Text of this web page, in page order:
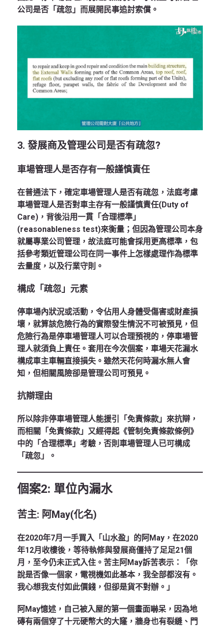
公司是否「疏忽」而展開民事追討索償。
3. 發展商及管理公司是否有疏忽?
車場管理人是否存有一般謹慎責任
在普通法下，確定車場管理人是否有疏忽，法庭考慮
車場管理人是否對車主存有一般謹慎責任(Duty of
Care)，背後沿用一貫「合理標準」
(reasonableness test)來衡量；但因為管理公司本身
就屬專業公司管理，故法庭可能會採用更高標準，包
括參考類近管理公司在同一事件上怎樣處理作為標準
去量度，以及行業守則。
構成「疏忽」元素
停車場內狀況或活動，令佔用人身體受傷害或財產損
壞，就算該危險行為的實際發生情況不可被預見，但
危險行為是停車場管理人可以合理預視的，停車場管
理人就須負上責任。套用在今次個案，車場天花漏水
構成車主車輛直接損失。雖然天花何時漏水無人會
知，但相關風險卻是管理公司可預見。
抗辯理由
所以除非停車場管理人能援引「免責條款」來抗辯，
而相關「免責條款」又經得起《管制免責條款條例》
中的「合理標準」考驗，否則車場管理人已可構成
「疏忽」。
個案2: 單位內漏水
苦主: 阿May(化名)
在2020年7月一手買入「山水盈」的阿May，在2020
年12月收樓後，等待執修與發展商僵持了足足21個
月，至今仍未正式入住。苦主阿May訴苦表示：「你
說是否像一個家，電視機如此基本，我全部都沒有。
我心想我支付如此價錢，但卻是貨不對辦。」
阿May憶述，自己被入屋的第一個畫面嚇呆，因為地
磚有兩個穿了十元硬幣大的大窿，牆身也有裂縫、門